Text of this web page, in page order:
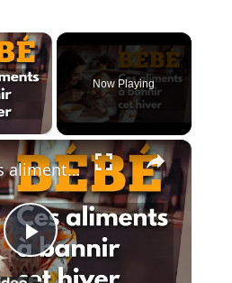
×
Video
Now Playing
×
Play
Bébé : Ces aliments à bannir cet hiver